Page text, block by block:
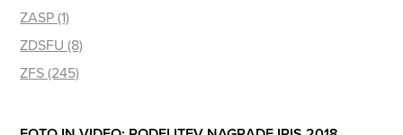
ZASP (1)
ZDSFU (8)
ZFS (245)